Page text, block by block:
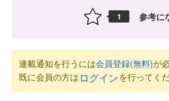
1 参考に
連載通知を行うには会員登録(無料)が
既に会員の方は ログインを行ってくだ